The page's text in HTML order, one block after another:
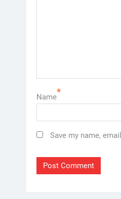
Name*
Save my name,